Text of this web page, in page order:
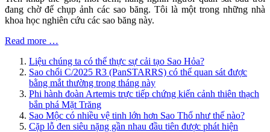
đang chờ để chụp ảnh các sao băng. Tôi là một trong những nhà
khoa học nghiên cứu các sao băng này.
Read more …
Liệu chúng ta có thể thực sự cải tạo Sao Hỏa?
Sao chổi C/2025 R3 (PanSTARRS) có thể quan sát được
bằng mắt thường trong tháng này
Phi hành đoàn Artemis trực tiếp chứng kiến cảnh thiên thạch
bắn phá Mặt Trăng
Sao Mộc có nhiều vệ tinh lớn hơn Sao Thổ như thế nào?
Cặp lỗ đen siêu nặng gần nhau đầu tiên được phát hiện